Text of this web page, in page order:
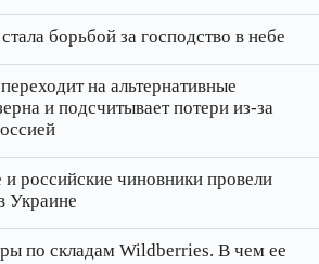
борьбой за господство в небе
на альтернативные
и подсчитывает потери из‑за
российские чиновники провели
Украине
по складам Wildberries. В чем ее